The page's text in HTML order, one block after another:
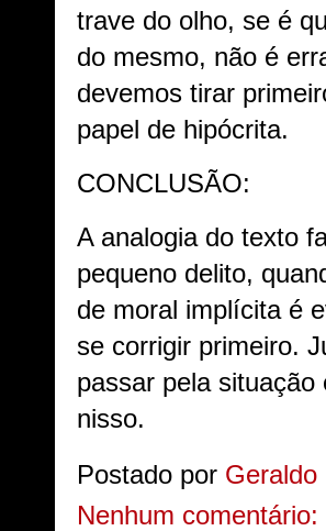
trave do olho, se é
do mesmo, não é
devemos tirar
papel de hipócrita.
CONCLUSÃO:
A analogia do texto
pequeno delito,
de moral implícita é
se corrigir primeiro.
passar pela
nisso.
Postado por Geraldo
Nenhum comentário: